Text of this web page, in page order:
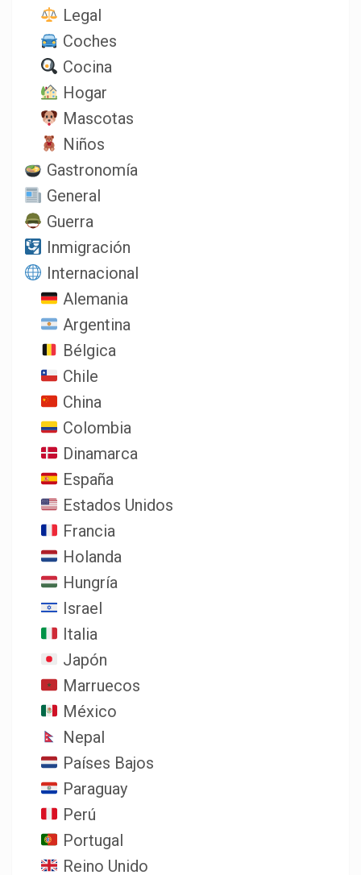
Legal
Coches
Cocina
Hogar
Mascotas
Niños
Gastronomía
General
Guerra
Inmigración
Internacional
Alemania
Argentina
Bélgica
Chile
China
Colombia
Dinamarca
España
Estados Unidos
Francia
Holanda
Hungría
Israel
Italia
Japón
Marruecos
México
Nepal
Países Bajos
Paraguay
Perú
Portugal
Reino Unido